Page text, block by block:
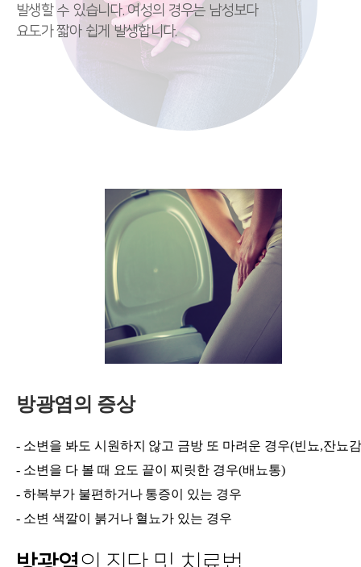
발생할 수 있습니다.여성의 경우는 남성보다
요도가 짧아 쉽게 발생합니다.
방광염의 증상
- 소변을 봐도 시원하지 않고 금방 또 마려운 경우(빈뇨,잔뇨
- 소변을 다 볼 때 요도 끝이 찌릿한 경우(배뇨통)
- 하복부가 불편하거나 통증이 있는 경우
- 소변 색깔이 붉거나 혈뇨가 있는 경우